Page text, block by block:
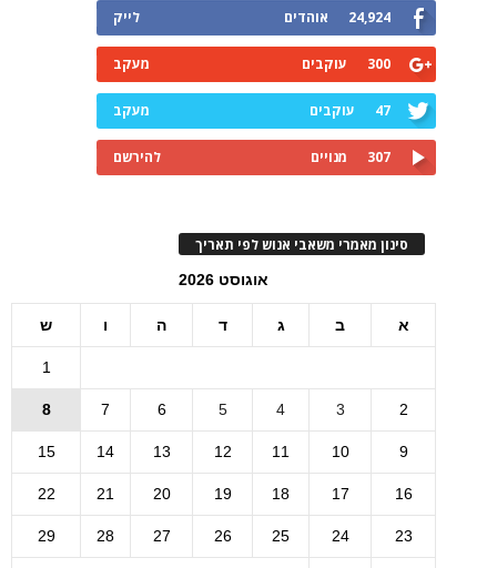
24,924 אוהדים לייק
300 עוקבים מעקב
47 עוקבים מעקב
307 מנויים להירשם
סינון מאמרי משאבי אנוש לפי תאריך
אוגוסט 2026
א ב ג ד ה ו ש
1
2
3
4
5
6
7
8
9
10
11
12
13
14
15
16
17
18
19
20
21
22
23
24
25
26
27
28
29